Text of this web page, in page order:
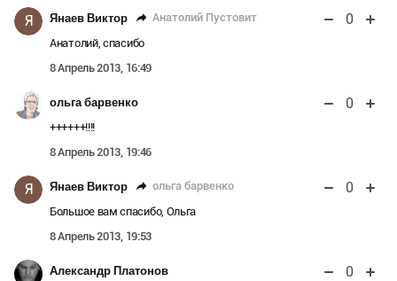
Я Янаев Виктор Анатолий Пустовит 0
Анатолий, спасибо
8 Апрель 2013, 16:49
ольга барвенко 0
++++++!!!!
8 Апрель 2013, 19:46
Я Янаев Виктор ольга барвенко 0
Большое вам спасибо, Ольга
8 Апрель 2013, 19:53
Александр Платонов 0